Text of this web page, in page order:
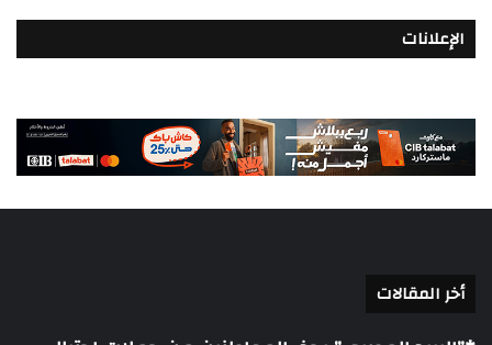
الإعلانات
أخر المقالات